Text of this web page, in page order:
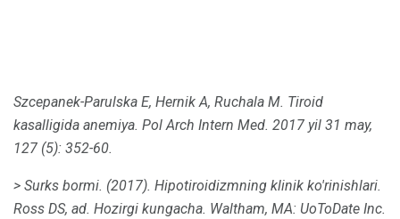
Szcepanek-Parulska E, Hernik A, Ruchala M. Tiroid
kasalligida anemiya. Pol Arch Intern Med. 2017 yil 31 may,
127 (5): 352-60.
> Surks bormi. (2017). Hipotiroidizmning klinik ko'rinishlari.
Ross DS, ad. Hozirgi kungacha. Waltham, MA: UoToDate Inc.